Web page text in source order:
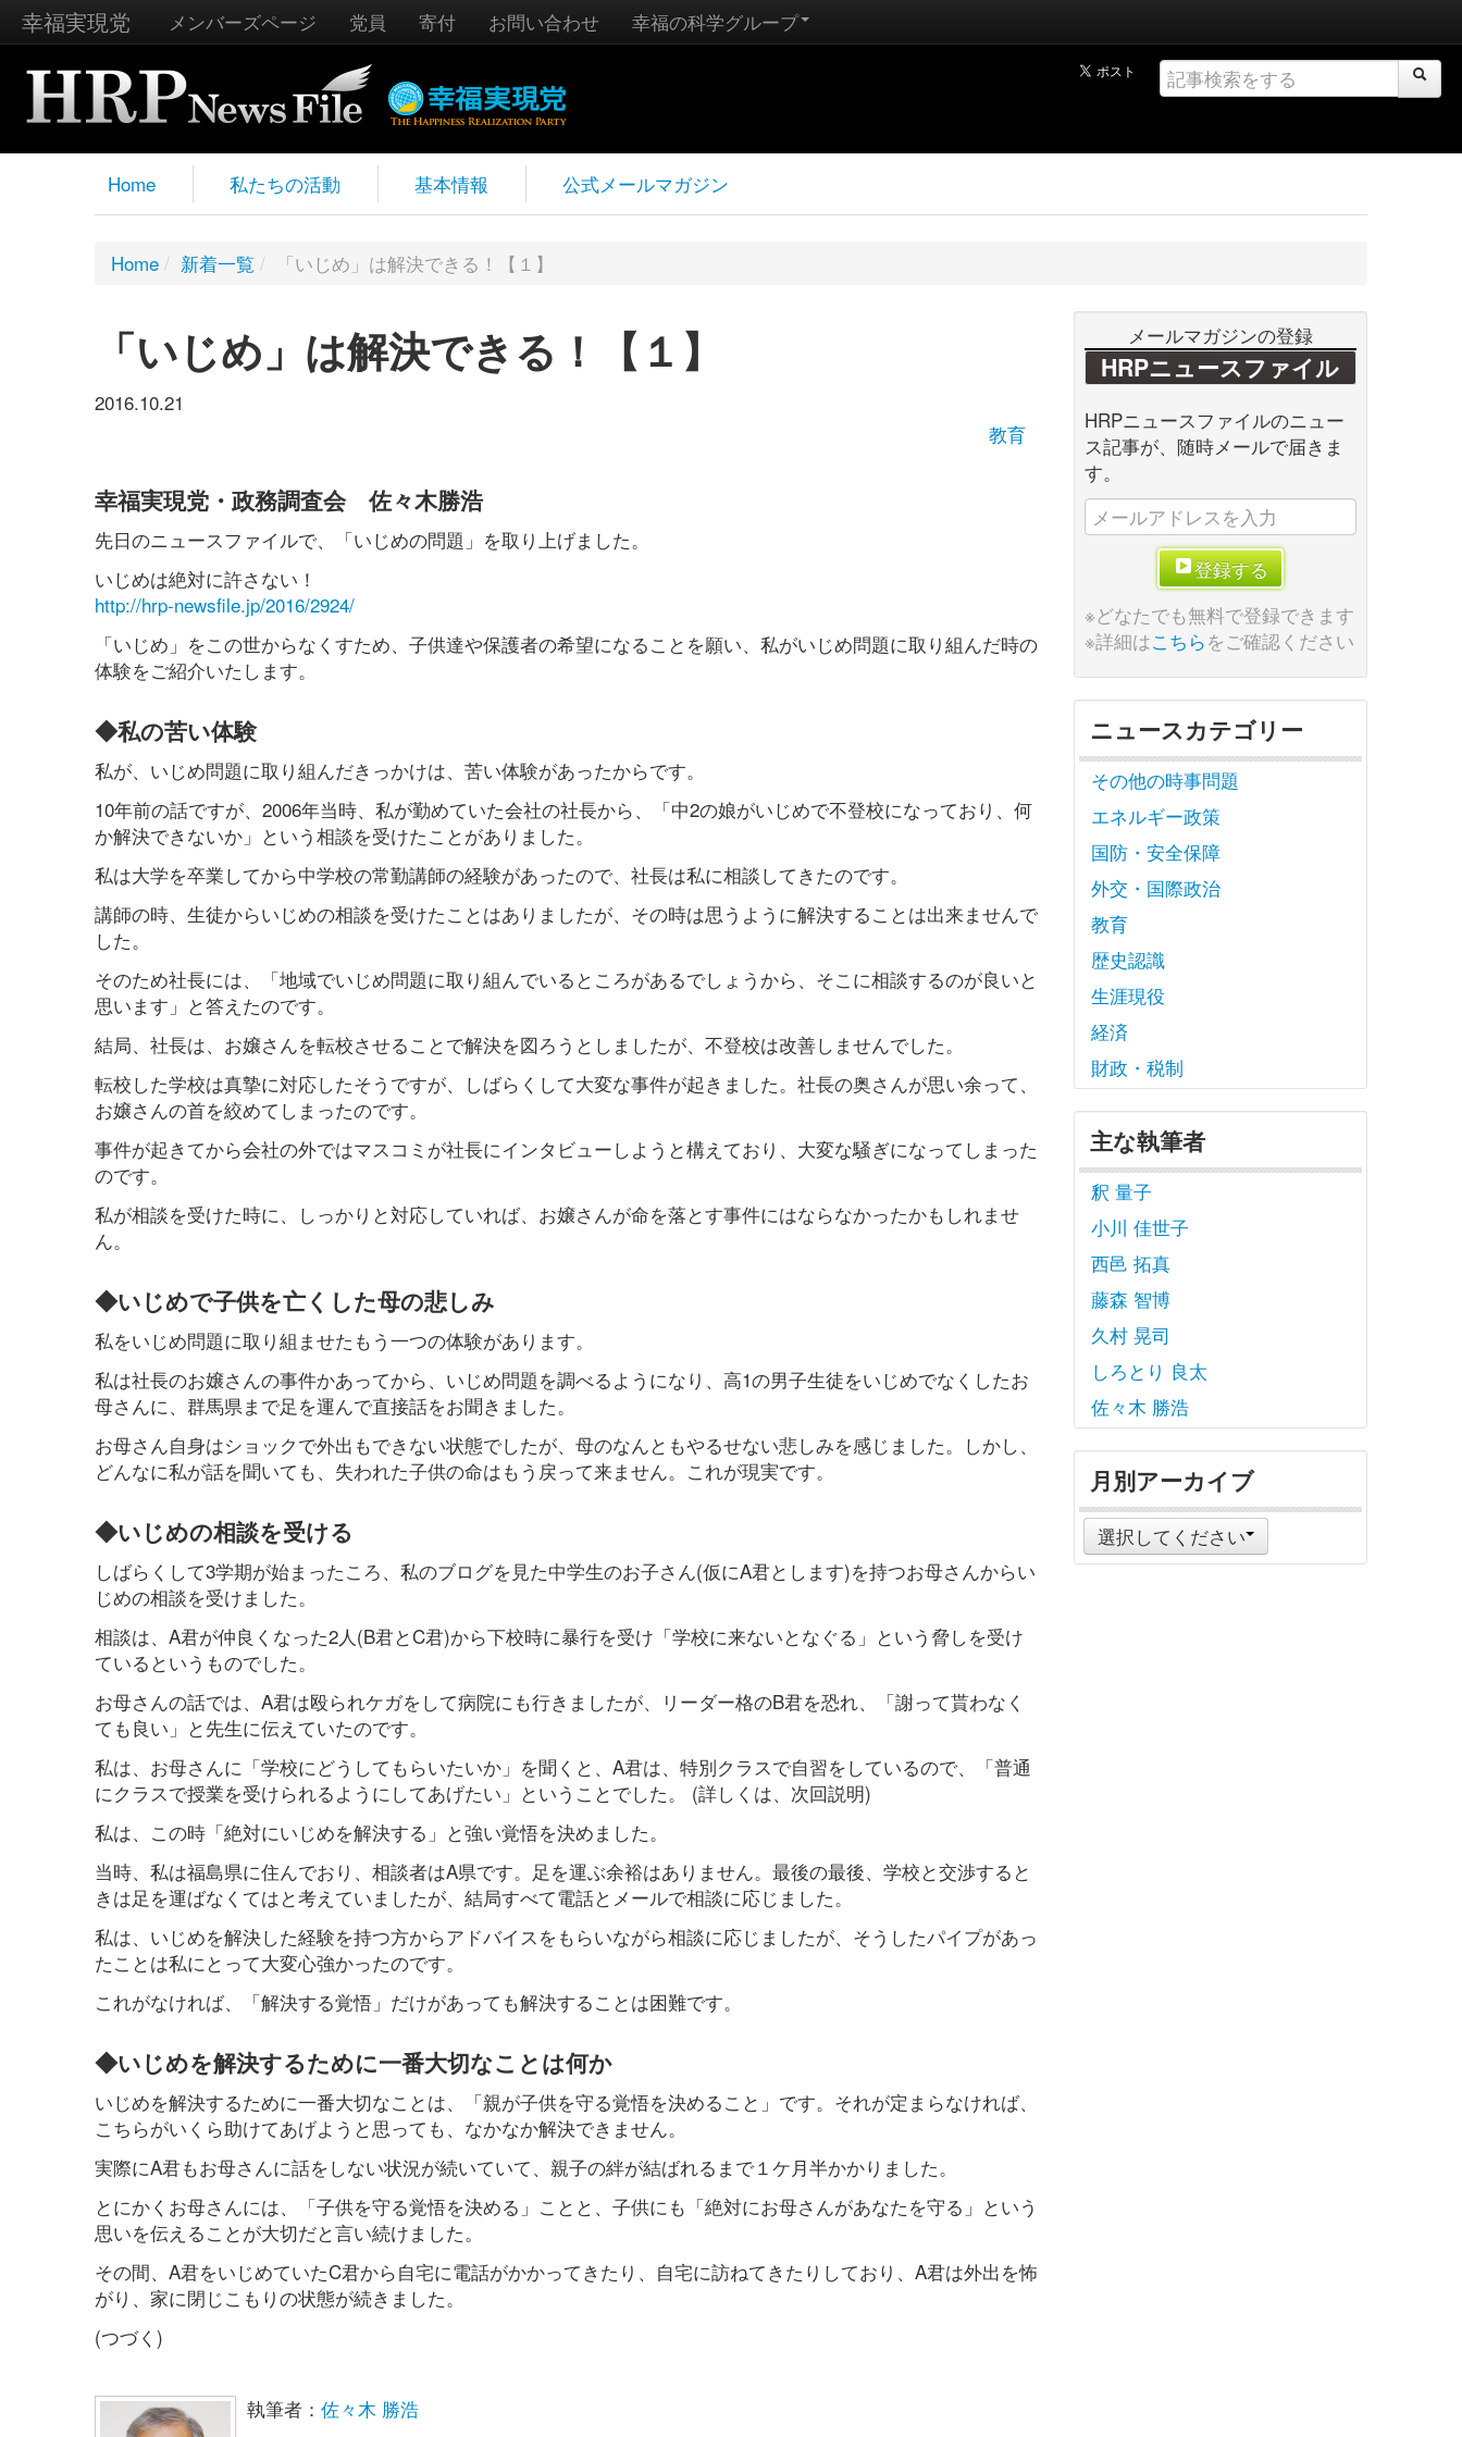
幸福実現党 メンバーズページ 党員 寄付 お問い合わせ 幸福の科学グループ
Home 私たちの活動 基本情報 公式メールマガジン
Home / 新着一覧 / 「いじめ」は解決できる！【１】
「いじめ」は解決できる！【１】
2016.10.21
教育
幸福実現党・政務調査会 佐々木勝浩
先日のニュースファイルで、「いじめの問題」を取り上げました。
いじめは絶対に許さない！
http://hrp-newsfile.jp/2016/2924/
「いじめ」をこの世からなくすため、子供達や保護者の希望になることを願い、私がいじめ問題に取り組んだ時の
体験をご紹介いたします。
◆私の苦い体験
私が、いじめ問題に取り組んだきっかけは、苦い体験があったからです。
10年前の話ですが、2006年当時、私が勤めていた会社の社長から、「中2の娘がいじめで不登校になっており、何
か解決できないか」という相談を受けたことがありました。
私は大学を卒業してから中学校の常勤講師の経験があったので、社長は私に相談してきたのです。
講師の時、生徒からいじめの相談を受けたことはありましたが、その時は思うように解決することは出来ませんで
した。
そのため社長には、「地域でいじめ問題に取り組んでいるところがあるでしょうから、そこに相談するのが良いと
思います」と答えたのです。
結局、社長は、お嬢さんを転校させることで解決を図ろうとしましたが、不登校は改善しませんでした。
転校した学校は真摯に対応したそうですが、しばらくして大変な事件が起きました。社長の奥さんが思い余って、
お嬢さんの首を絞めてしまったのです。
事件が起きてから会社の外ではマスコミが社長にインタビューしようと構えており、大変な騒ぎになってしまった
のです。
私が相談を受けた時に、しっかりと対応していれば、お嬢さんが命を落とす事件にはならなかったかもしれませ
ん。
◆いじめで子供を亡くした母の悲しみ
私をいじめ問題に取り組ませたもう一つの体験があります。
私は社長のお嬢さんの事件かあってから、いじめ問題を調べるようになり、高1の男子生徒をいじめでなくしたお
母さんに、群馬県まで足を運んで直接話をお聞きました。
お母さん自身はショックで外出もできない状態でしたが、母のなんともやるせない悲しみを感じました。しかし、
どんなに私が話を聞いても、失われた子供の命はもう戻って来ません。これが現実です。
◆いじめの相談を受ける
しばらくして3学期が始まったころ、私のブログを見た中学生のお子さん(仮にA君とします)を持つお母さんからい
じめの相談を受けました。
相談は、A君が仲良くなった2人(B君とC君)から下校時に暴行を受け「学校に来ないとなぐる」という脅しを受け
ているというものでした。
お母さんの話では、A君は殴られケガをして病院にも行きましたが、リーダー格のB君を恐れ、「謝って貰わなく
ても良い」と先生に伝えていたのです。
私は、お母さんに「学校にどうしてもらいたいか」を聞くと、A君は、特別クラスで自習をしているので、「普通
にクラスで授業を受けられるようにしてあげたい」ということでした。 (詳しくは、次回説明)
私は、この時「絶対にいじめを解決する」と強い覚悟を決めました。
当時、私は福島県に住んでおり、相談者はA県です。足を運ぶ余裕はありません。最後の最後、学校と交渉すると
きは足を運ばなくてはと考えていましたが、結局すべて電話とメールで相談に応じました。
私は、いじめを解決した経験を持つ方からアドバイスをもらいながら相談に応じましたが、そうしたパイプがあっ
たことは私にとって大変心強かったのです。
これがなければ、「解決する覚悟」だけがあっても解決することは困難です。
◆いじめを解決するために一番大切なことは何か
いじめを解決するために一番大切なことは、「親が子供を守る覚悟を決めること」です。それが定まらなければ、
こちらがいくら助けてあげようと思っても、なかなか解決できません。
実際にA君もお母さんに話をしない状況が続いていて、親子の絆が結ばれるまで１ケ月半かかりました。
とにかくお母さんには、「子供を守る覚悟を決める」ことと、子供にも「絶対にお母さんがあなたを守る」という
思いを伝えることが大切だと言い続けました。
その間、A君をいじめていたC君から自宅に電話がかかってきたり、自宅に訪ねてきたりしており、A君は外出を怖
がり、家に閉じこもりの状態が続きました。
(つづく)
執筆者： 佐々木 勝浩
メールマガジンの登録
HRPニュースファイル
HRPニュースファイルのニュー
ス記事が、随時メールで届きま
す。
登録する
※どなたでも無料で登録できます
※詳細はこちらをご確認ください
ニュースカテゴリー
その他の時事問題
エネルギー政策
国防・安全保障
外交・国際政治
教育
歴史認識
生涯現役
経済
財政・税制
主な執筆者
釈 量子
小川 佳世子
西邑 拓真
藤森 智博
久村 晃司
しろとり 良太
佐々木 勝浩
月別アーカイブ
選択してください